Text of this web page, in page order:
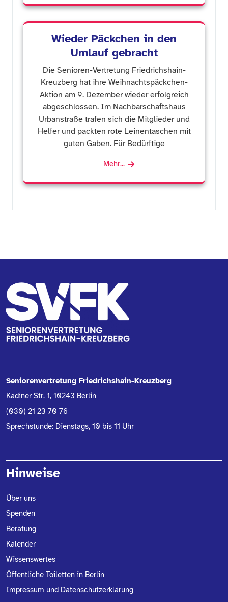
Wieder Päckchen in den
Umlauf gebracht
Die Senioren-Vertretung Friedrichshain-
Kreuzberg hat ihre Weihnachtspäckchen-
Aktion am 9. Dezember wieder erfolgreich
abgeschlossen. Im Nachbarschaftshaus
Urbanstraße trafen sich die Mitglieder und
Helfer und packten rote Leinentaschen mit
guten Gaben. Für Bedürftige
Mehr...
Seniorenvertretung Friedrichshain-Kreuzberg
Kadiner Str. 1, 10243 Berlin
(030) 21 23 70 76
Sprechstunde: Dienstags, 10 bis 11 Uhr
Hinweise
Über uns
Spenden
Beratung
Kalender
Wissenswertes
Öffentliche Toiletten in Berlin
Impressum und Datenschutzerklärung